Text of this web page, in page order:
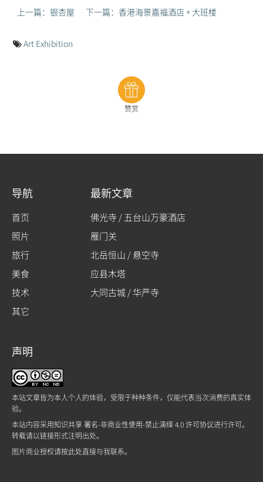
上一篇：银杏屋 下一篇：香港海景嘉福酒店 + 大班楼
Art Exhibition
赞赏
导航
首页
照片
旅行
美食
技术
其它
最新文章
佛光寺 / 五台山万豪酒店
雁门关
北岳恒山 / 悬空寺
应县木塔
大同古城 / 华严寺
声明
本站文章皆为本人个人的体验，受限于种种条件，仅能代表当次消费的真实体
验。
本站内容采用知识共享 署名-非商业性使用-禁止演绎 4.0 许可协议进行许可。
转载请以链接形式注明出处。
图片商业授权请按此处直接与我联系。